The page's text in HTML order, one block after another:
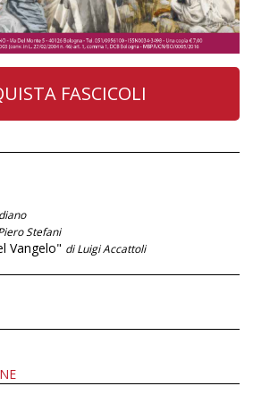
FASCICOLI
Stefani
Vangelo" di Luigi Accattoli